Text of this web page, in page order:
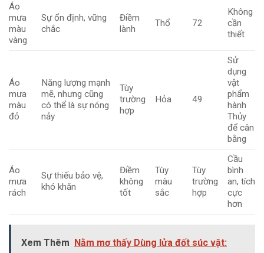
Áo
mưa
màu
vàng
Sự ổn định, vững
chắc
Điềm
lành
Thổ 72
Không
cần
thiết
Áo
mưa
màu
đỏ
Năng lượng mạnh
mẽ, nhưng cũng
có thể là sự nóng
nảy
Tùy
trường
hợp
Hỏa 49
Sử
dụng
vật
phẩm
hành
Thủy
để cân
bằng
Áo
mưa
rách
Sự thiếu bảo vệ,
khó khăn
Điềm
không
tốt
Tùy
màu
sắc
Tùy
trường
hợp
Cầu
bình
an, tích
cực
hơn
Xem Thêm Nằm mơ thấy Dùng lửa đốt súc vật: